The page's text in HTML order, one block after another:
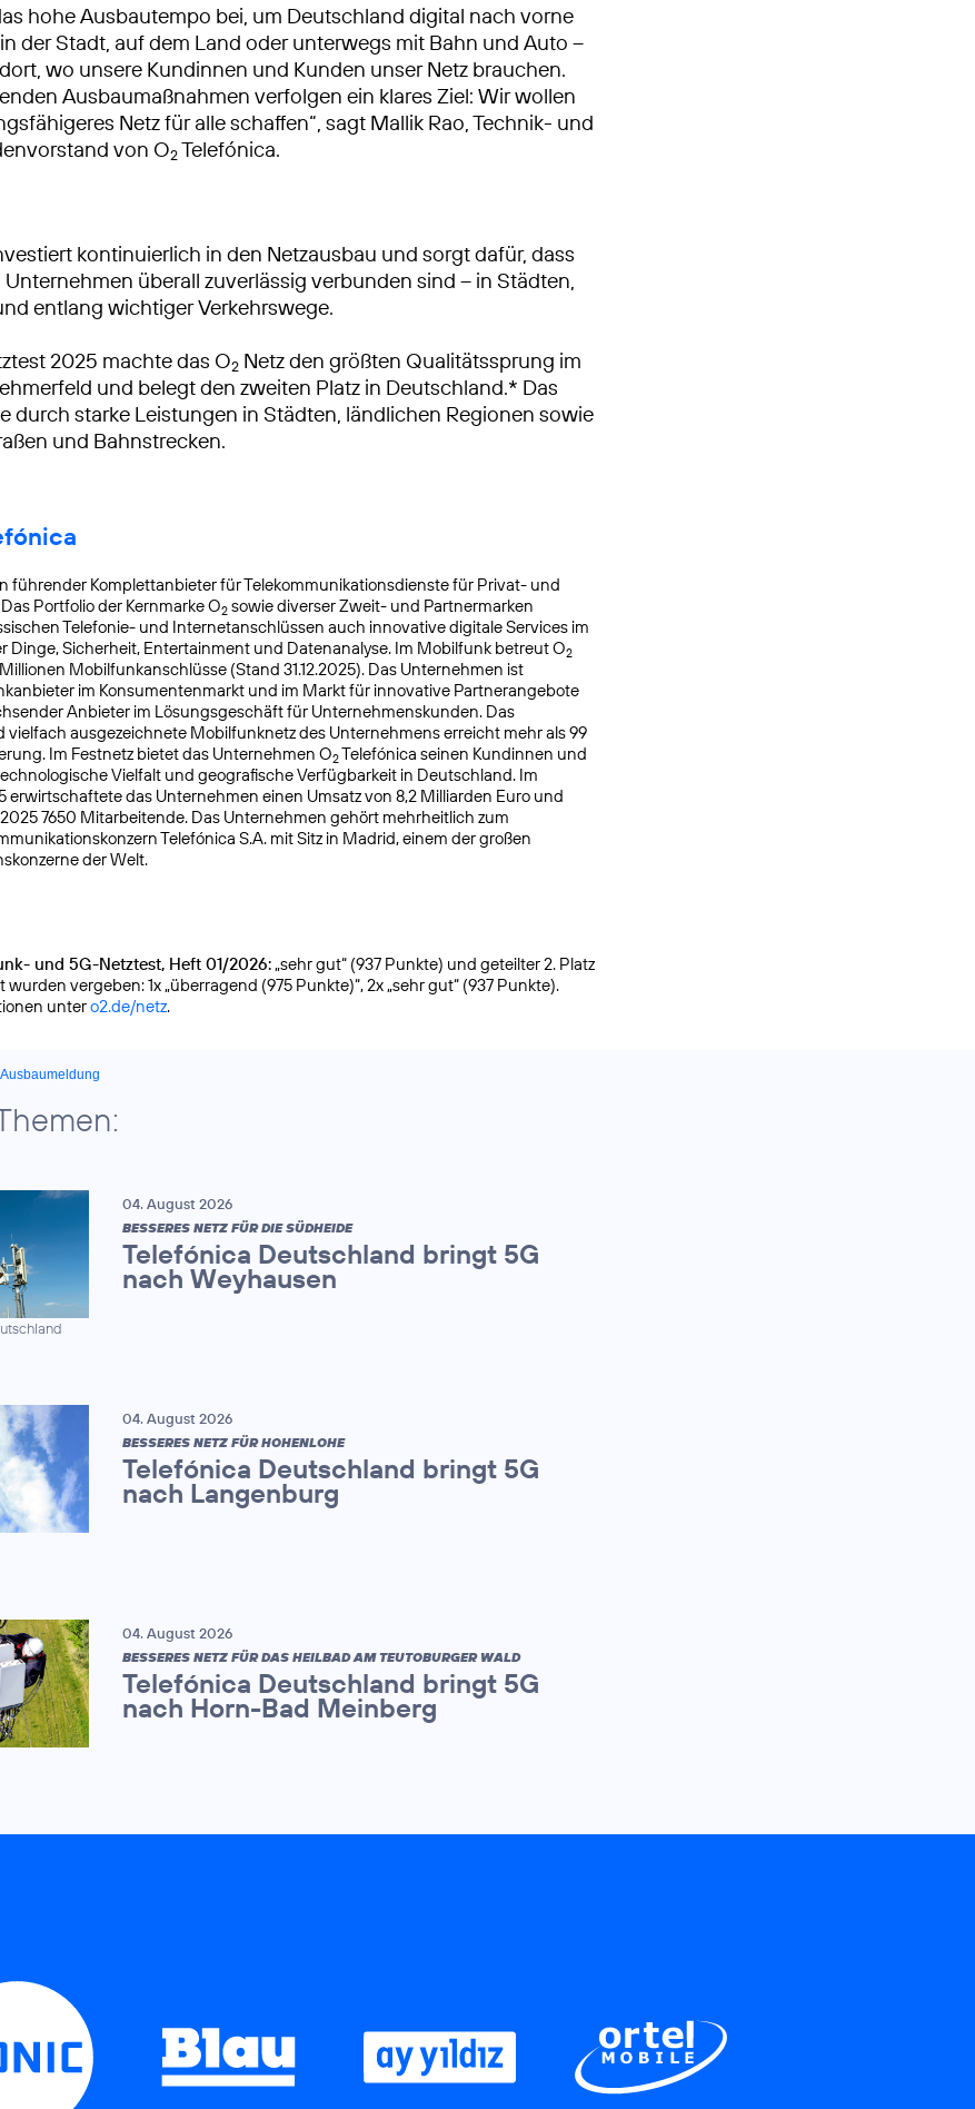
hohe Ausbautempo bei, um Deutschland digital nach vorne
der Stadt, auf dem Land oder unterwegs mit Bahn und Auto –
wo unsere Kundinnen und Kunden unser Netz brauchen.
Ausbaumaßnahmen verfolgen ein klares Ziel: Wir wollen
Netz für alle schaffen“, sagt Mallik Rao, Technik- und
von O2Telefónica.
kontinuierlich in den Netzausbau und sorgt dafür, dass
überall zuverlässig verbunden sind – in Städten,
entlang wichtiger Verkehrswege.
2025 machte das O2 Netz den größten Qualitätssprung im
und belegt den zweiten Platz in Deutschland.* Das
durch starke Leistungen in Städten, ländlichen Regionen sowie
und Bahnstrecken.
führender Komplettanbieter für Telekommunikationsdienste für Privat- und
Portfolio der Kernmarke O2 sowie diverser Zweit- und Partnermarken
Telefonie- und Internetanschlüssen auch innovative digitale Services im
Dinge, Sicherheit, Entertainment und Datenanalyse. Im Mobilfunk betreut O2
Mobilfunkanschlüsse (Stand 31.12.2025). Das Unternehmen ist
im Konsumentenmarkt und im Markt für innovative Partnerangebote
Anbieter im Lösungsgeschäft für Unternehmenskunden. Das
vielfach ausgezeichnete Mobilfunknetz des Unternehmens erreicht mehr als 99
Im Festnetz bietet das Unternehmen O2Telefónica seinen Kundinnen und
Vielfalt und geografische Verfügbarkeit in Deutschland. Im
erwirtschaftete das Unternehmen einen Umsatz von 8,2 Milliarden Euro und
7650 Mitarbeitende. Das Unternehmen gehört mehrheitlich zum
Telefónica S.A. mit Sitz in Madrid, einem der großen
der Welt.
und 5G-Netztest, Heft 01/2026: „sehr gut“ (937 Punkte) und geteilter 2. Platz
wurden vergeben: 1x „überragend (975 Punkte)“, 2x „sehr gut“ (937 Punkte).
untero2.de/netz.
04. August 2026
BESSERES NETZ FÜR DIE SÜDHEIDE
Telefónica Deutschland bringt 5G
nach Weyhausen
04. August 2026
BESSERES NETZ FÜR HOHENLOHE
Telefónica Deutschland bringt 5G
nach Langenburg
04. August 2026
BESSERES NETZ FÜR DAS HEILBAD AM TEUTOBURGER WALD
Telefónica Deutschland bringt 5G
nach Horn-Bad Meinberg